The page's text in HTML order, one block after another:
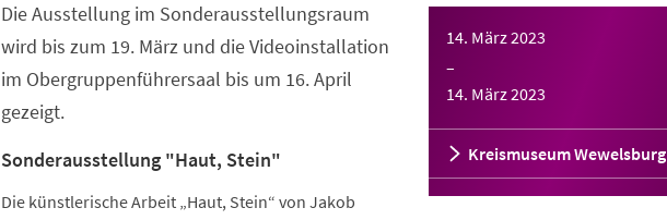
14. März 2023
–
14. März 2023
Kreismuseum Wewelsburg
Die Ausstellung im Sonderausstellungsraum
wird bis zum 19. März und die Videoinstallation
im Obergruppenführersaal bis um 16. April
gezeigt.
Sonderausstellung "Haut, Stein"
Die künstlerische Arbeit „Haut, Stein“ von Jakob